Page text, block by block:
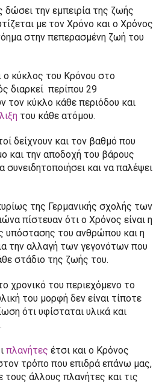
δώσει την εμπειρία της ζωής
με τον Χρόνο και ο Χρόνος
στην πεπερασμένη ζωή του
ο κύκλος του Κρόνου στο
διαρκεί περίπου 29
τον κύκλο κάθε περιόδου και
του κάθε ατόμου.
δείχνουν και τον βαθμό που
και την αποδοχή του βάρους
συνειδητοποιήσει και να παλέψει
της Γερμανικής σχολής των
πίστευαν ότι ο Χρόνος είναι η
υπόστασης του ανθρώπου και η
την αλλαγή των γεγονότων που
στάδιο της ζωής του.
χρονικό του περιεχόμενο το
του μορφή δεν είναι τίποτε
ότι υφίσταται υλικά και
πλανήτες έτσι και ο Κρόνος
τρόπο που επιδρά επάνω μας,
τους άλλους πλανήτες και τις